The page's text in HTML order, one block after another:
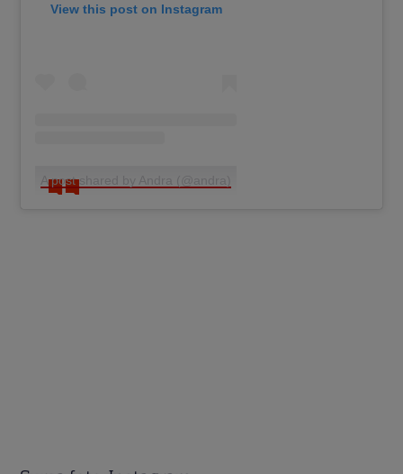
View this post on Instagram
A post shared by Andra (@andra)